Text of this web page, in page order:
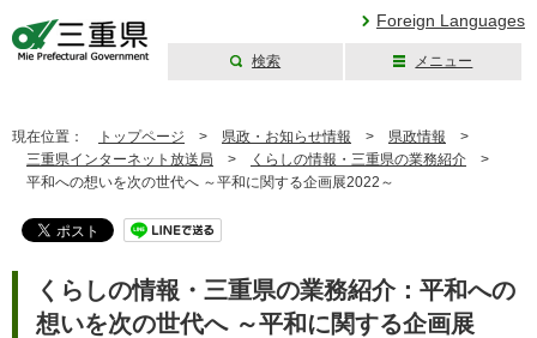
Foreign Languages
検索 メニュー
現在位置： トップページ > 県政・お知らせ情報 > 県政情報 >
三重県インターネット放送局 > くらしの情報・三重県の業務紹介 >
平和への想いを次の世代へ ～平和に関する企画展2022～
くらしの情報・三重県の業務紹介：平和への
想いを次の世代へ ～平和に関する企画展